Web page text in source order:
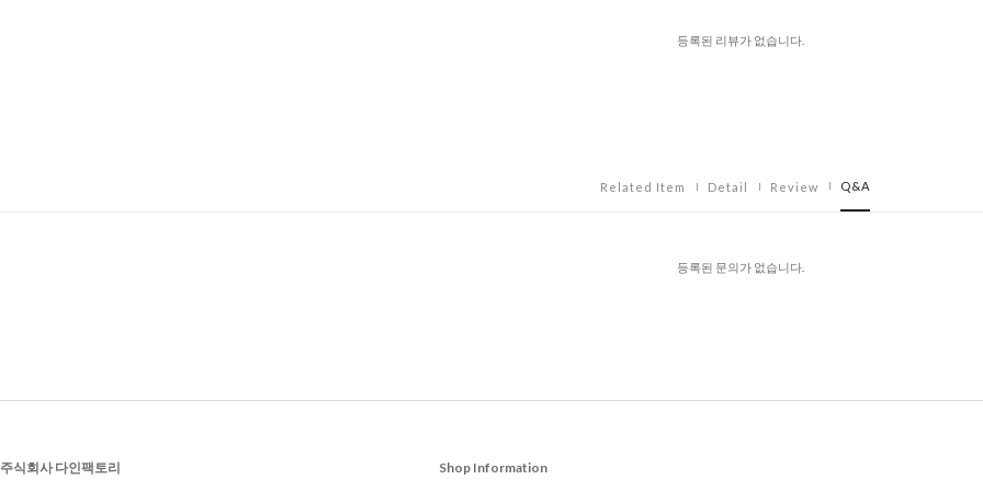
등록된 리뷰가 없습니다.
Related Item Detail Review Q&A
등록된 문의가 없습니다.
주식회사 다인팩토리 Shop Information